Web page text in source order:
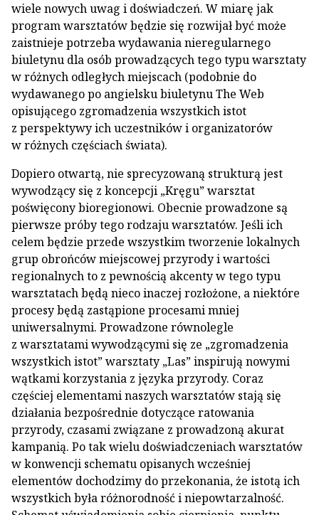
wiele nowych uwag i doświadczeń. W miarę jak
program warsztatów będzie się rozwijał być może
zaistnieje potrzeba wydawania nieregularnego
biuletynu dla osób prowadzących tego typu warsztaty
w różnych odległych miejscach (podobnie do
wydawanego po angielsku biuletynu The Web
opisującego zgromadzenia wszystkich istot
z perspektywy ich uczestników i organizatorów
w różnych częściach świata).
Dopiero otwartą, nie sprecyzowaną strukturą jest
wywodzący się z koncepcji „Kręgu” warsztat
poświęcony bioregionowi. Obecnie prowadzone są
pierwsze próby tego rodzaju warsztatów. Jeśli ich
celem będzie przede wszystkim tworzenie lokalnych
grup obrońców miejscowej przyrody i wartości
regionalnych to z pewnością akcenty w tego typu
warsztatach będą nieco inaczej rozłożone, a niektóre
procesy będą zastąpione procesami mniej
uniwersalnymi. Prowadzone równolegle
z warsztatami wywodzącymi się ze „zgromadzenia
wszystkich istot” warsztaty „Las” inspirują nowymi
wątkami korzystania z języka przyrody. Coraz
częściej elementami naszych warsztatów stają się
działania bezpośrednie dotyczące ratowania
przyrody, czasami związane z prowadzoną akurat
kampanią. Po tak wielu doświadczeniach warsztatów
w konwencji schematu opisanych wcześniej
elementów dochodzimy do przekonania, że istotą ich
wszystkich była różnorodność i niepowtarzalność.